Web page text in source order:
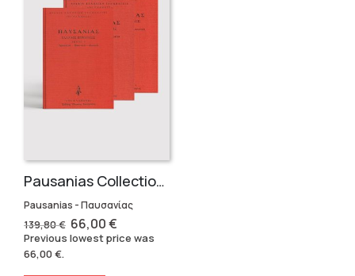
Pausanias Collection – Hardbound (3 volumes)
Pausanias - Παυσανίας
139,80€ Original
price
was:
66,00€Current
price
is:
Previous lowest price was
66,00€.